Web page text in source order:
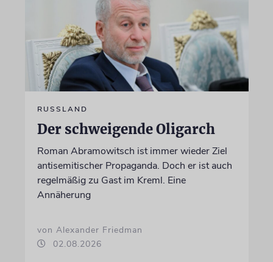
RUSSLAND
Der schweigende Oligarch
Roman Abramowitsch ist immer wieder Ziel
antisemitischer Propaganda. Doch er ist auch
regelmäßig zu Gast im Kreml. Eine
Annäherung
von Alexander Friedman
02.08.2026